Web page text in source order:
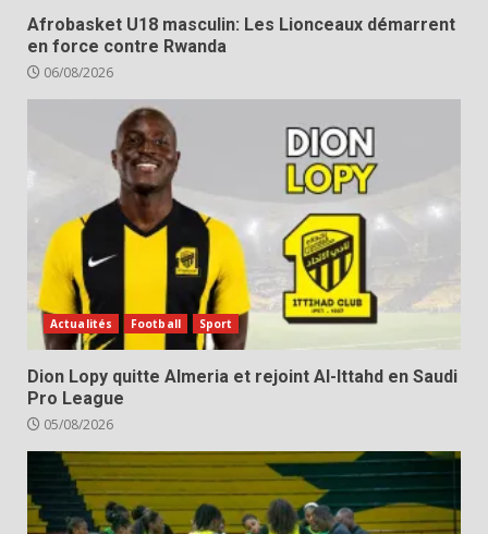
Afrobasket U18 masculin: Les Lionceaux démarrent
en force contre Rwanda
06/08/2026
Actualités Football Sport
Dion Lopy quitte Almeria et rejoint Al-Ittahd en Saudi
Pro League
05/08/2026